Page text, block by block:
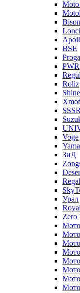
Bison
BSE
PWR
Roliz
SSSR
Voge
ЗиД
Урал
Zero